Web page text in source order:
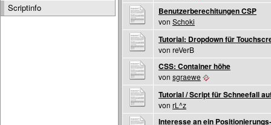
Benutzerberechitungen CSP
von Schoki
Tutorial: Dropdown für
von reVerB
CSS: Container höhe
von sgraewe
Tutorial / Script für Schneefall
von rL^z
Interesse an ein
Scriptinfo